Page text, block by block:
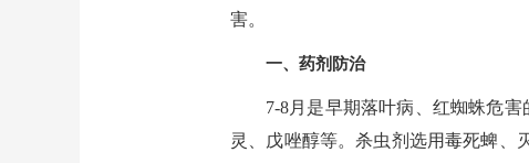
害。
一、药剂防治
7-8月是早期落叶病、红蜘蛛危
灵、戊唑醇等。杀虫剂选用毒死蜱、